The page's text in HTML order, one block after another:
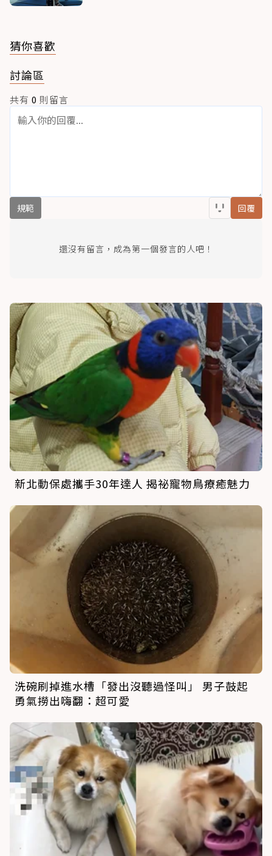
猜你喜歡
討論區
共有 0 則留言
規範 回覆
還沒有留言，成為第一個發言的人吧！
新北動保處攜手30年達人 揭祕寵物鳥療癒魅力
洗碗刷掉進水槽「發出沒聽過怪叫」 男子鼓起
勇氣撈出嗨翻：超可愛